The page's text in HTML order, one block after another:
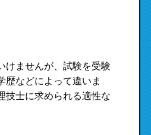
けませんが、試験を受験
歴などによって違いま
技士に求められる適性な